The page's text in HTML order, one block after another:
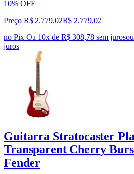
10% OFF
Preço R$ 2.779,02R$ 2.779,02
no Pix Ou 10x de R$ 308,78 sem jurosou
juros
Guitarra Stratocaster
Transparent Cherry
Fender